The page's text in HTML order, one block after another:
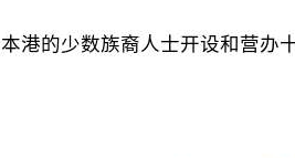
港的少数族裔人士开设和营办